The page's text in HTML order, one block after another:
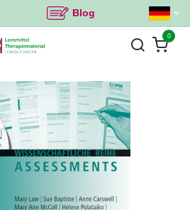
Blog
0